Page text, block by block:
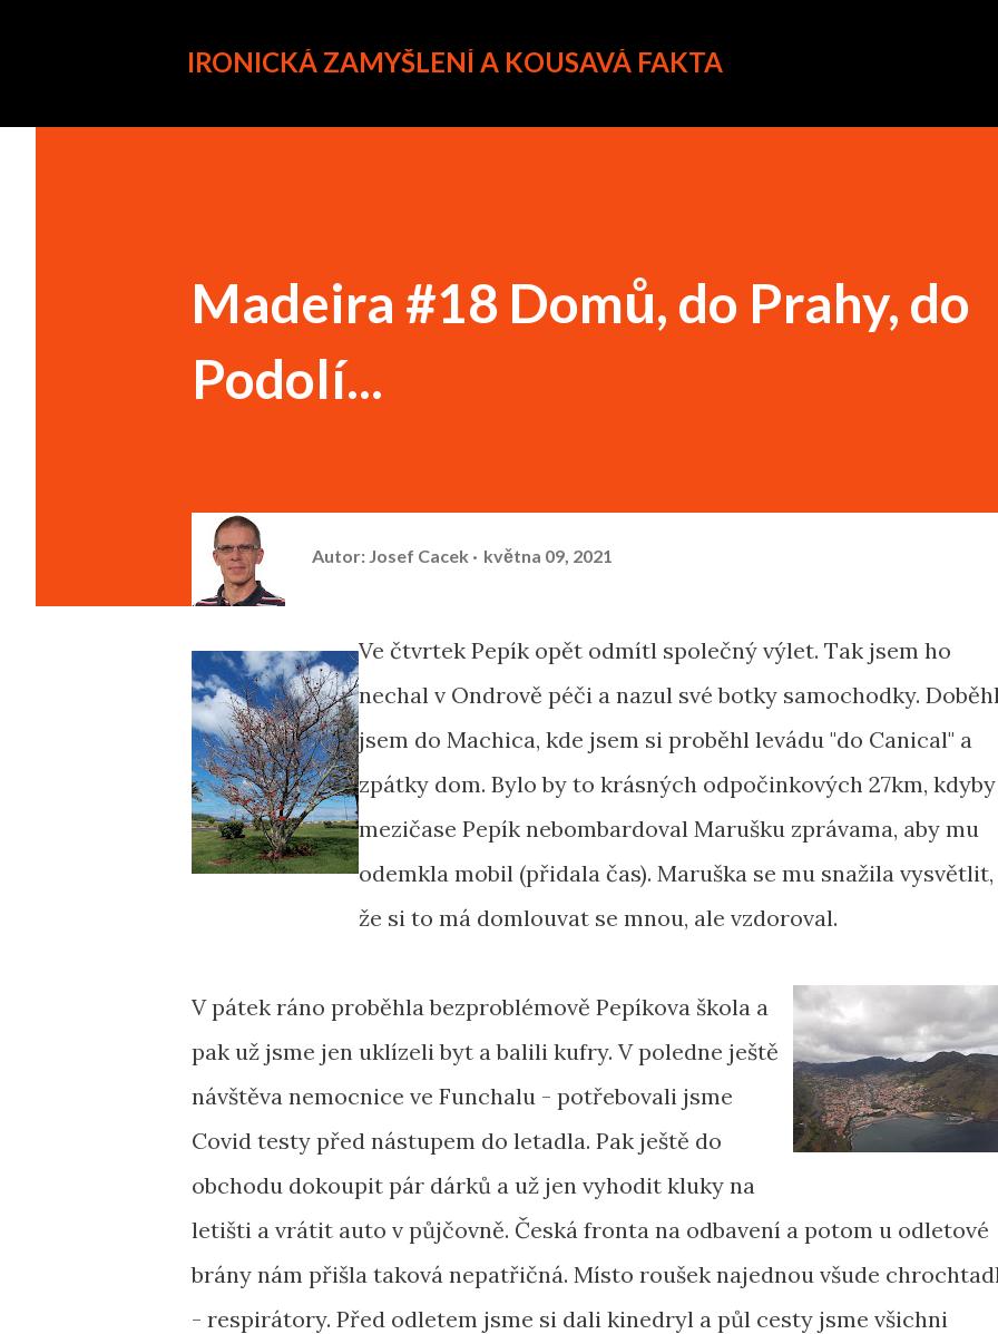
IRONICKÁ ZAMYŠLENÍ A KOUSAVÁ FAKTA
Madeira #18 Domů, do Prahy, do
Podolí...
Autor: Josef Cacek května 09, 2021
Ve čtvrtek Pepík opět odmítl společný výlet. Tak jsem ho
nechal v Ondrově péči a nazul své botky samochodky.
jsem do Machica, kde jsem si proběhl levádu "do Canical" a
zpátky dom. Bylo by to krásných odpočinkových 27km,
mezičase Pepík nebombardoval Marušku zprávama, aby mu
odemkla mobil (přidala čas). Maruška se mu snažila vysvětlit,
že si to má domlouvat se mnou, ale vzdoroval.
V pátek ráno proběhla bezproblémově Pepíkova škola a
pak už jsme jen uklízeli byt a balili kufry. V poledne ještě
návštěva nemocnice ve Funchalu - potřebovali jsme
Covid testy před nástupem do letadla. Pak ještě do
obchodu dokoupit pár dárků a už jen vyhodit kluky na
letišti a vrátit auto v půjčovně. Česká fronta na odbavení a potom u odletové
brány nám přišla taková nepatřičná. Místo roušek najednou všude
- respirátory. Před odletem jsme si dali kinedryl a půl cesty jsme všichni